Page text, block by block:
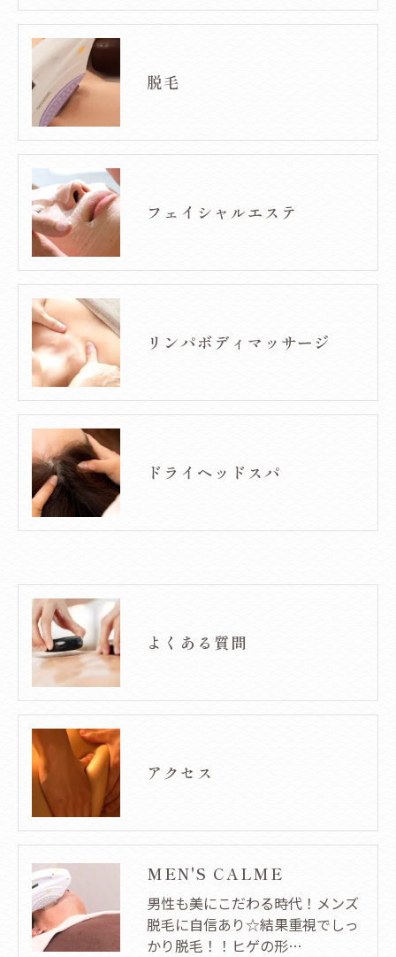
脱毛
フェイシャルエステ
リンパボディマッサージ
ドライヘッドスパ
よくある質問
アクセス
MEN'S CALME
男性も美にこだわる時代！メンズ
脱毛に自信あり☆結果重視でしっ
かり脱毛！！ヒゲの形…